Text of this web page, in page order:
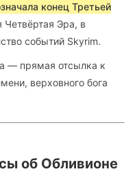
конец Третьей
Четвёртая Эра, в
событий Skyrim.
— прямая отсылка к
верховного бога
об Обливионе